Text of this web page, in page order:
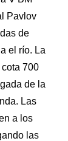
Pavlov
de
el río. La
700
de la
Las
a los
las